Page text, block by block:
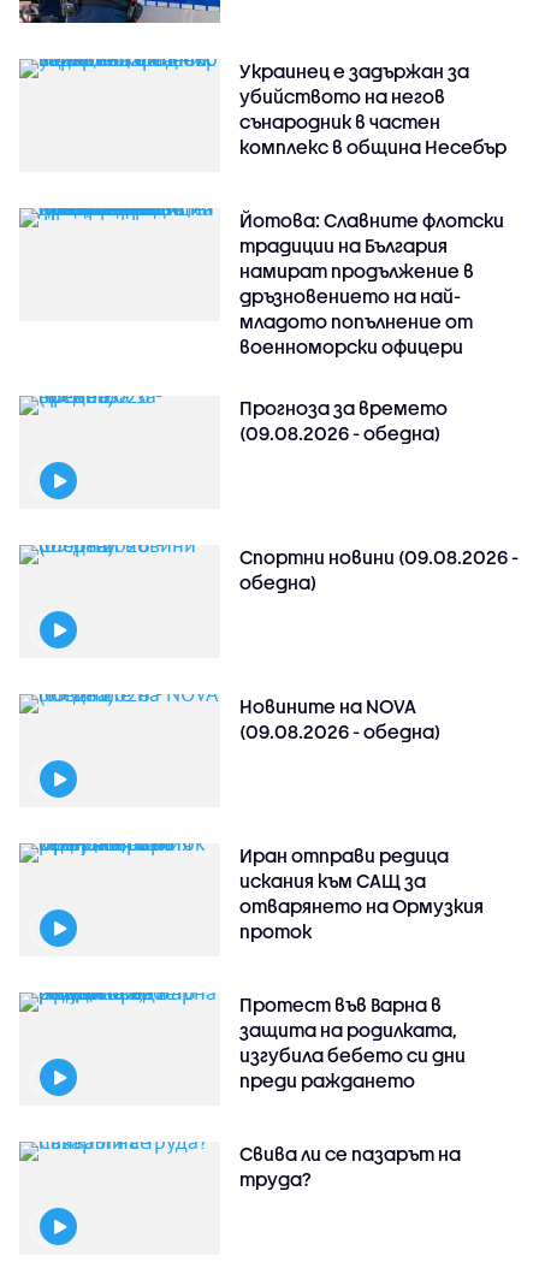
Украинец е задържан за
убийството на негов
сънародник в частен
комплекс в община Несебър
Йотова: Славните флотски
традиции на България
намират продължение в
дръзновението на най-
младото попълнение от
военноморски офицери
Прогноза за времето
(09.08.2026 - обедна)
Спортни новини (09.08.2026 -
обедна)
Новините на NOVA
(09.08.2026 - обедна)
Иран отправи редица
искания към САЩ за
отварянето на Ормузкия
проток
Протест във Варна в
защита на родилката,
изгубила бебето си дни
преди раждането
Свива ли се пазарът на
труда?